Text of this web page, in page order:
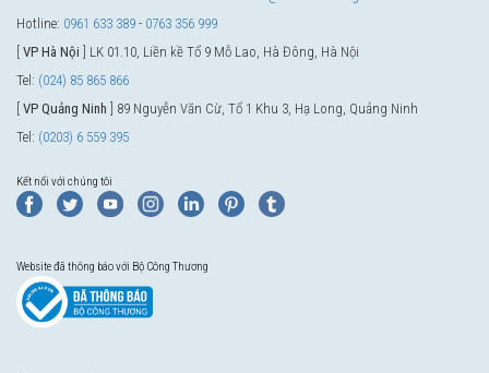
Hotline: 0961 633 389 - 0763 356 999
VP Hà Nội ] LK 01.10, Liền kề Tổ 9 Mỗ Lao, Hà Đông, Hà Nội
Tel: (024) 85 865 866
VP Quảng Ninh ] 89 Nguyễn Văn Cừ, Tổ 1 Khu 3, Hạ Long, Quảng Ninh
Tel: (0203) 6 559 395
Kết nối với chúng tôi
Website đã thông báo với Bộ Công Thương